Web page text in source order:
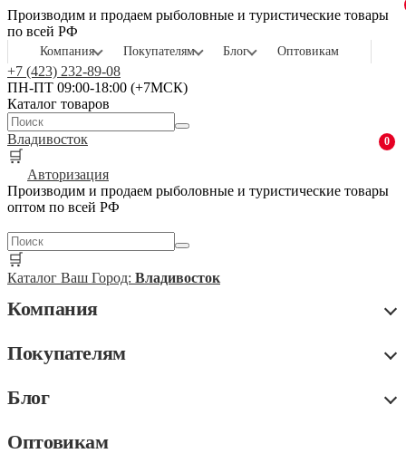
Производим и продаем рыболовные и туристические товары
по всей РФ
Компания Покупателям Блог Оптовикам
+7 (423) 232-89-08
ПН-ПТ 09:00-18:00 (+7МСК)
Каталог товаров
Владивосток
🛒
0
Авторизация
Производим и продаем рыболовные и туристические товары
оптом по всей РФ
🛒
Каталог Ваш Город: Владивосток
Компания
Покупателям
Блог
Оптовикам